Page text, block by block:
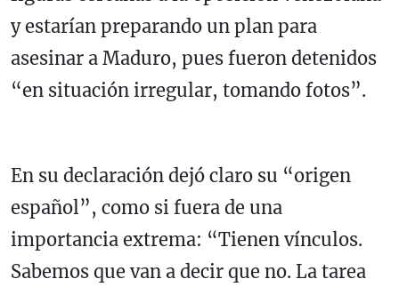
y estarían preparando un plan para
asesinar a Maduro, pues fueron detenidos
“en situación irregular, tomando fotos”.
En su declaración dejó claro su “origen
español”, como si fuera de una
importancia extrema: “Tienen vínculos.
Sabemos que van a decir que no. La tarea